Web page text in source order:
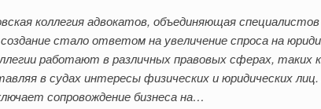
коллегия адвокатов, объединяющая
стало ответом на увеличение спроса на
работают в различных правовых сферах, таких
в судах интересы физических и юридических
сопровождение бизнеса на…